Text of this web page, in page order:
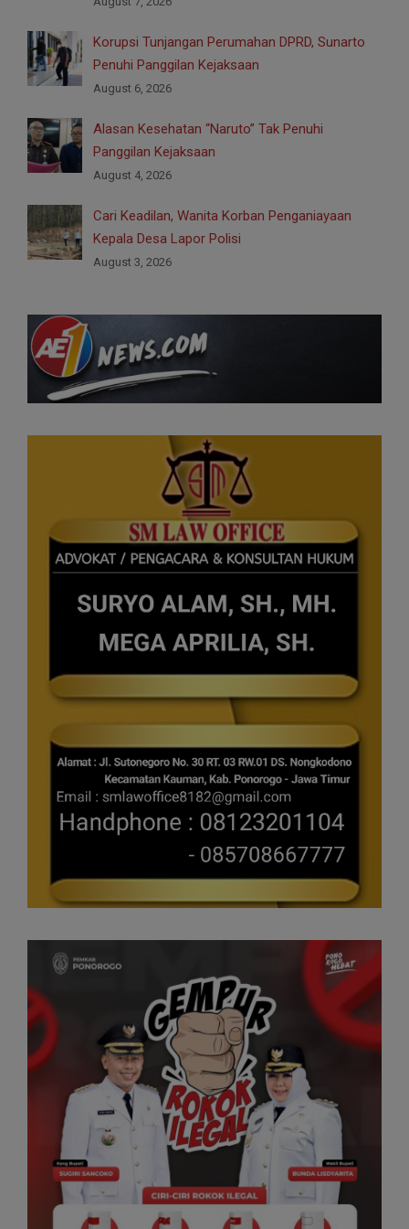
Korupsi Tunjangan Perumahan DPRD, Sunarto
Penuhi Panggilan Kejaksaan
August 6, 2026
Alasan Kesehatan “Naruto” Tak Penuhi
Panggilan Kejaksaan
August 4, 2026
Cari Keadilan, Wanita Korban Penganiayaan
Kepala Desa Lapor Polisi
August 3, 2026